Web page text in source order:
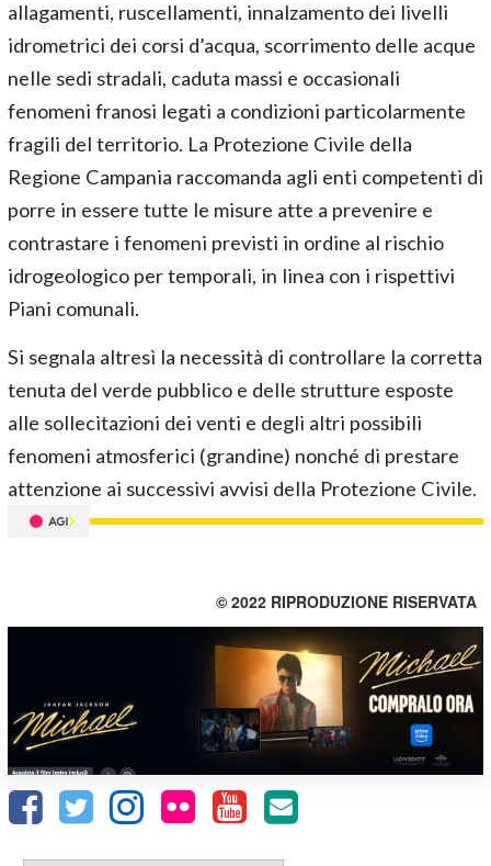
allagamenti, ruscellamenti, innalzamento dei livelli
idrometrici dei corsi d’acqua, scorrimento delle acque
nelle sedi stradali, caduta massi e occasionali
fenomeni franosi legati a condizioni particolarmente
fragili del territorio. La Protezione Civile della
Regione Campania raccomanda agli enti competenti di
porre in essere tutte le misure atte a prevenire e
contrastare i fenomeni previsti in ordine al rischio
idrogeologico per temporali, in linea con i rispettivi
Piani comunali.
Si segnala altresì la necessità di controllare la corretta
tenuta del verde pubblico e delle strutture esposte
alle sollecitazioni dei venti e degli altri possibili
fenomeni atmosferici (grandine) nonché di prestare
attenzione ai successivi avvisi della Protezione Civile.
© 2022 RIPRODUZIONE RISERVATA